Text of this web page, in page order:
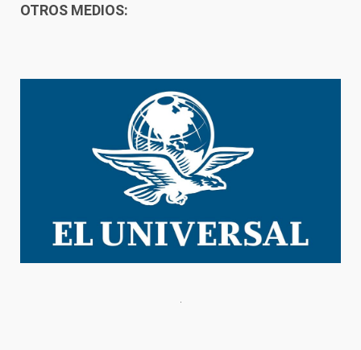
OTROS MEDIOS: